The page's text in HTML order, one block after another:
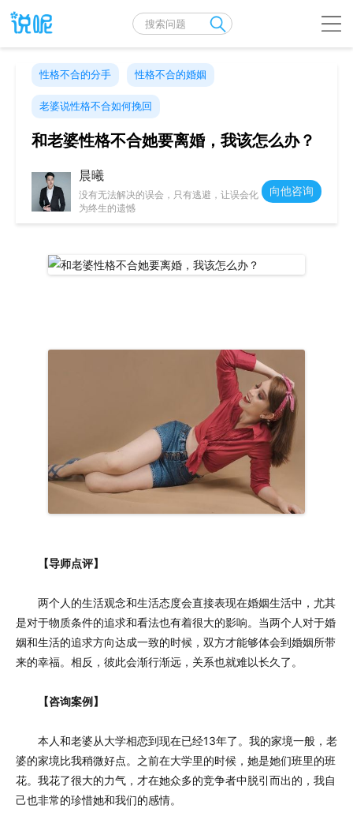
性格不合的分手 性格不合的婚姻
老婆说性格不合如何挽回
和老婆性格不合她要离婚，我该怎么办？
晨曦
没有无法解决的误会，只有逃避，让误会化
为终生的遗憾
向他咨询
【导师点评】
两个人的生活观念和生活态度会直接表现在婚姻生活中，尤其
是对于物质条件的追求和看法也有着很大的影响。当两个人对于婚
姻和生活的追求方向达成一致的时候，双方才能够体会到婚姻所带
来的幸福。相反，彼此会渐行渐远，关系也就难以长久了。
【咨询案例】
本人和老婆从大学相恋到现在已经13年了。我的家境一般，老
婆的家境比我稍微好点。之前在大学里的时候，她是她们班里的班
花。我花了很大的力气，才在她众多的竞争者中脱引而出的，我自
己也非常的珍惜她和我们的感情。